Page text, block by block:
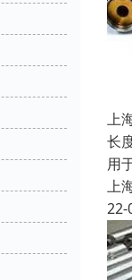
上
长
用
上
22-